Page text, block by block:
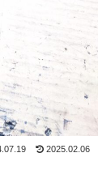
2025.02.06